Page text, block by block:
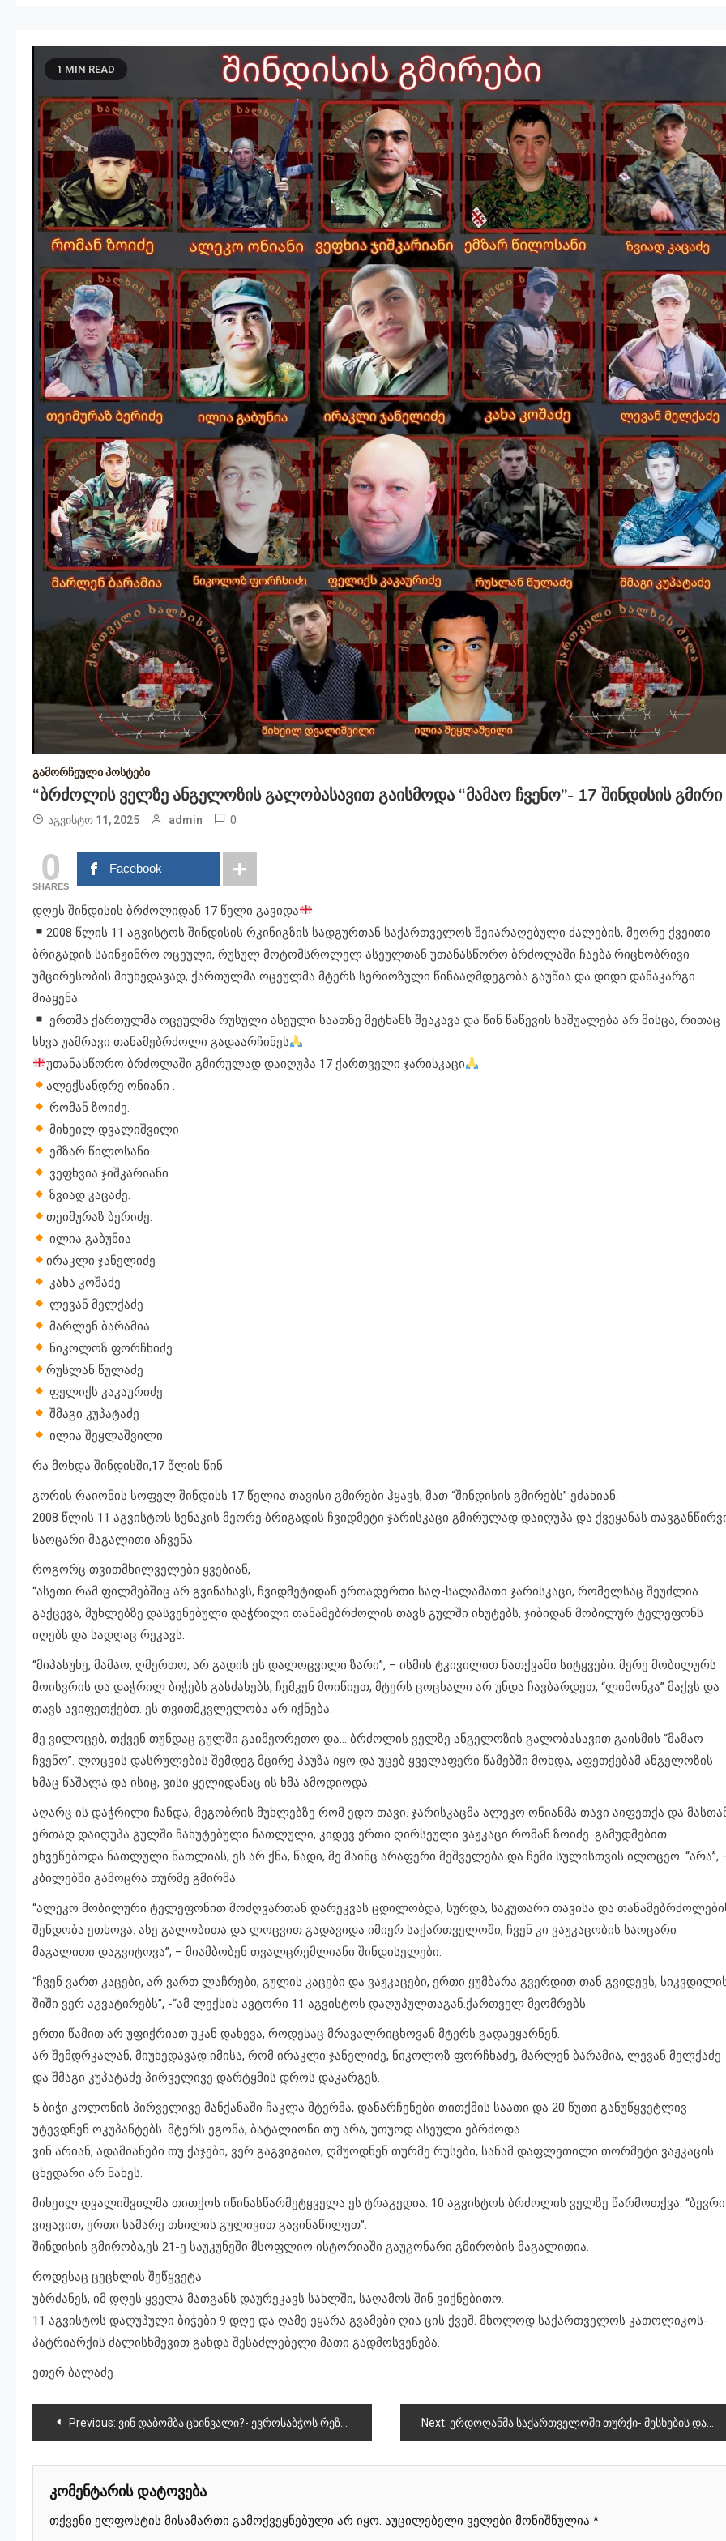
1 MIN READ
გამორჩეული პოსტები
“ბრძოლის Ველზე Ანგელოზის Გალობასავით Გაისმოდა “მამაო Ჩვენო”- 17 Შინდისის Გმირი
აგვისტო 11, 2025 admin 0
0
SHARES
Facebook
დღეს შინდისის ბრძოლიდან 17 წელი გავიდა
2008 წლის 11 აგვისტოს შინდისის რკინიგზის სადგურთან საქართველოს შეიარაღებული ძალების, მეორე ქვეითი
ბრიგადის საინჟინრო ოცეული, რუსულ მოტომსროლელ ასეულთან უთანასწორო ბრძოლაში ჩაება.რიცხობრივი
უმცირესობის მიუხედავად, ქართულმა ოცეულმა მტერს სერიოზული წინააღმდეგობა გაუწია და დიდი დანაკარგი
მიაყენა.
ერთმა ქართულმა ოცეულმა რუსული ასეული საათზე მეტხანს შეაკავა და წინ წაწევის საშუალება არ მისცა, რითაც
სხვა უამრავი თანამებრძოლი გადაარჩინეს
უთანასწორო ბრძოლაში გმირულად დაიღუპა 17 ქართველი ჯარისკაცი
ალექსანდრე ონიანი .
რომან ზოიძე.
მიხეილ დვალიშვილი
ემზარ წილოსანი.
ვეფხვია ჯიშკარიანი.
ზვიად კაცაძე.
თეიმურაზ ბერიძე.
ილია გაბუნია
ირაკლი ჯანელიძე
კახა კოშაძე
ლევან მელქაძე
მარლენ ბარამია
ნიკოლოზ ფორჩხიძე
რუსლან წულაძე
ფელიქს კაკაურიძე
შმაგი კუპატაძე
ილია შეყლაშვილი
რა მოხდა შინდისში,17 წლის წინ
გორის რაიონის სოფელ შინდისს 17 წელია თავისი გმირები ჰყავს, მათ “შინდისის გმირებს” ეძახიან.
2008 წლის 11 აგვისტოს სენაკის მეორე ბრიგადის ჩვიდმეტი ჯარისკაცი გმირულად დაიღუპა და ქვეყანას
საოცარი მაგალითი აჩვენა.
როგორც თვითმხილველები ყვებიან,
“ასეთი რამ ფილმებშიც არ გვინახავს, ჩვიდმეტიდან ერთადერთი საღ-სალამათი ჯარისკაცი, რომელსაც შეუძლია
გაქცევა, მუხლებზე დასვენებული დაჭრილი თანამებრძოლის თავს გულში იხუტებს, ჯიბიდან მობილურ ტელეფონს
იღებს და სადღაც რეკავს.
“მიპასუხე, მამაო, ღმერთო, არ გადის ეს დალოცვილი ზარი”, – ისმის ტკივილით ნათქვამი სიტყვები. მერე მობილურს
მოისვრის და დაჭრილ ბიჭებს გასძახებს, ჩემკენ მოიწიეთ, მტერს ცოცხალი არ უნდა ჩავბარდეთ, “ლიმონკა” მაქვს და
თავს ავიფეთქებთ. ეს თვითმკვლელობა არ იქნება.
მე ვილოცებ, თქვენ თუნდაც გულში გაიმეორეთო და… ბრძოლის ველზე ანგელოზის გალობასავით გაისმის “მამაო
ჩვენო”. ლოცვის დასრულების შემდეგ მცირე პაუზა იყო და უცებ ყველაფერი წამებში მოხდა, აფეთქებამ ანგელოზის
ხმაც წაშალა და ისიც, ვისი ყელიდანაც ის ხმა ამოდიოდა.
აღარც ის დაჭრილი ჩანდა, მეგობრის მუხლებზე რომ ედო თავი. ჯარისკაცმა ალეკო ონიანმა თავი აიფეთქა და
ერთად დაიღუპა გულში ჩახუტებული ნათლული, კიდევ ერთი ღირსეული ვაჟკაცი რომან ზოიძე. გამუდმებით
ეხვეწებოდა ნათლული ნათლიას, ეს არ ქნა, წადი, მე მაინც არაფერი მეშველება და ჩემი სულისთვის ილოცეო. “არა”,
კბილებში გამოცრა თურმე გმირმა.
“ალეკო მობილური ტელეფონით მოძღვართან დარეკვას ცდილობდა, სურდა, საკუთარი თავისა და
შენდობა ეთხოვა. ასე გალობითა და ლოცვით გადავიდა იმიერ საქართველოში, ჩვენ კი ვაჟკაცობის საოცარი
მაგალითი დაგვიტოვა”, – მიამბობენ თვალცრემლიანი შინდისელები.
“ჩვენ ვართ კაცები, არ ვართ ლაჩრები, გულის კაცები და ვაჟკაცები, ერთი ყუმბარა გვერდით თან გვიდევს,
შიში ვერ აგვატირებს”, -“ამ ლექსის ავტორი 11 აგვისტოს დაღუპულთაგან.ქართველ მეომრებს
ერთი წამით არ უფიქრიათ უკან დახევა, როდესაც მრავალრიცხოვან მტერს გადაეყარნენ.
არ შემდრკალან, მიუხედავად იმისა, რომ ირაკლი ჯანელიძე, ნიკოლოზ ფორჩხაძე, მარლენ ბარამია, ლევან მელქაძე
და შმაგი კუპატაძე პირველივე დარტყმის დროს დაკარგეს.
5 ბიჭი კოლონის პირველივე მანქანაში ჩაკლა მტერმა, დანარჩენები თითქმის საათი და 20 წუთი განუწყვეტლივ
უტევდნენ ოკუპანტებს. მტერს ეგონა, ბატალიონი თუ არა, უთუოდ ასეული ებრძოდა.
ვინ არიან, ადამიანები თუ ქაჯები, ვერ გაგვიგიაო, ღმუოდნენ თურმე რუსები, სანამ დაფლეთილი თორმეტი ვაჟკაცის
ცხედარი არ ნახეს.
მიხეილ დვალიშვილმა თითქოს იწინასწარმეტყველა ეს ტრაგედია. 10 აგვისტოს ბრძოლის ველზე წარმოთქვა: “ბევრი
ვიყავით, ერთი სამარე თხილის გულივით გავინაწილეთ”.
შინდისის გმირობა,ეს 21-ე საუკუნეში მსოფლიო ისტორიაში გაუგონარი გმირობის მაგალითია.
როდესაც ცეცხლის შეწყვეტა
უბრძანეს, იმ დღეს ყველა მათგანს დაურეკავს სახლში, საღამოს შინ ვიქნებითო.
11 აგვისტოს დაღუპული ბიჭები 9 დღე და ღამე ეყარა გვამები ღია ცის ქვეშ. მხოლოდ საქართველოს კათოლიკოს-
პატრიარქის ძალისხმევით გახდა შესაძლებელი მათი გადმოსვენება.
ეთერ ბალაძე
პოსტის
ნავიგაცია
Previous: ვინ დაბომბა ცხინვალი?- ევროსაბჭოს რეზოლუციაზე ხელი მოაწერა სააკაშვილის ხელისუფლებამ,სადაც ქართული მხარეა დადანაშაულებული Next: ერდოღანმა საქართველოში თურქი- მესხების დაბრუნება მოითხოვა
კომენტარის დატოვება
თქვენი ელფოსტის მისამართი გამოქვეყნებული არ იყო. აუცილებელი ველები მონიშნულია *